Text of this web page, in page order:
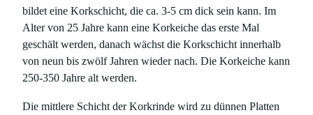
bildet eine Korkschicht, die ca. 3-5 cm dick sein kann. Im
Alter von 25 Jahre kann eine Korkeiche das erste Mal
geschält werden, danach wächst die Korkschicht innerhalb
von neun bis zwölf Jahren wieder nach. Die Korkeiche kann
250-350 Jahre alt werden.
Die mittlere Schicht der Korkrinde wird zu dünnen Platten